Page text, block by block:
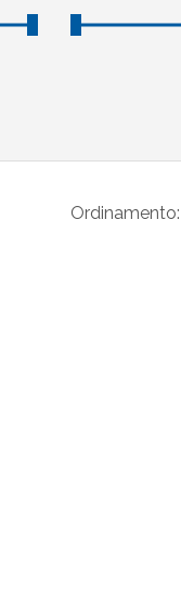
Ordinamento: